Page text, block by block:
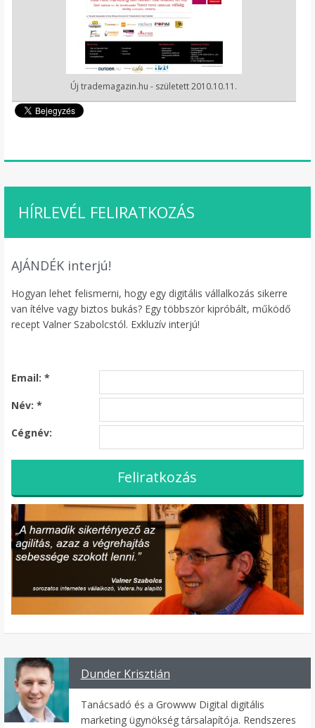
Új trademagazin.hu - született 2010.10.11.
HÍRLEVÉL FELIRATKOZÁS
AJÁNDÉK interjú!
Hogyan lehet felismerni, hogy egy digitális vállalkozás sikerre
van ítélve vagy biztos bukás? Egy többször kipróbált, működő
recept Valner Szabolcstól. Exkluzív interjú!
Email: *
Név: *
Cégnév:
Dunder Krisztián
Tanácsadó és a Growww Digital digitális
marketing ügynökség társalapítója. Rendszeres